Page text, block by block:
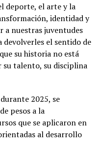
deporte, el arte y la
identidad y
a nuestras juventudes
devolverles el sentido de
su historia no está
talento, su disciplina
2025, se
pesos a la
que se aplicaron en
al desarrollo